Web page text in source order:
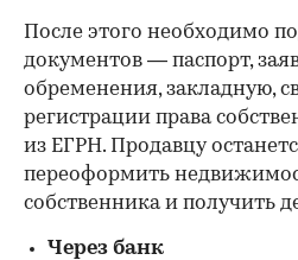
После этого необходимо
документов — паспорт,
обременения, закладную,
регистрации права
из ЕГРН. Продавцу
переоформить
собственника и получить
Через банк